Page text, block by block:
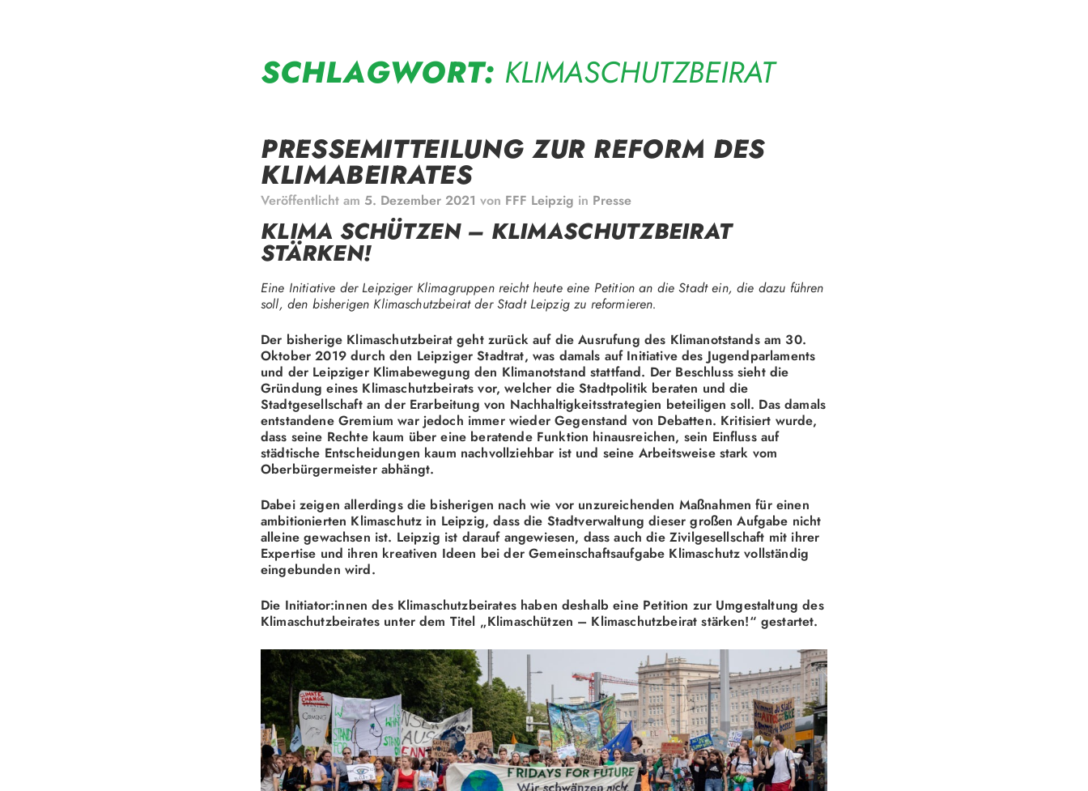
SCHLAGWORT: KLIMASCHUTZBEIRAT
PRESSEMITTEILUNG ZUR REFORM DES
KLIMABEIRATES
Veröffentlicht am 5. Dezember 2021 von FFF Leipzig in Presse
KLIMA SCHÜTZEN – KLIMASCHUTZBEIRAT
STÄRKEN!
Eine Initiative der Leipziger Klimagruppen reicht heute eine Petition an die Stadt ein, die dazu führen
soll, den bisherigen Klimaschutzbeirat der Stadt Leipzig zu reformieren.
Der bisherige Klimaschutzbeirat geht zurück auf die Ausrufung des Klimanotstands am 30.
Oktober 2019 durch den Leipziger Stadtrat, was damals auf Initiative des Jugendparlaments
und der Leipziger Klimabewegung den Klimanotstand stattfand. Der Beschluss sieht die
Gründung eines Klimaschutzbeirats vor, welcher die Stadtpolitik beraten und die
Stadtgesellschaft an der Erarbeitung von Nachhaltigkeitsstrategien beteiligen soll. Das damals
entstandene Gremium war jedoch immer wieder Gegenstand von Debatten. Kritisiert wurde,
dass seine Rechte kaum über eine beratende Funktion hinausreichen, sein Einfluss auf
städtische Entscheidungen kaum nachvollziehbar ist und seine Arbeitsweise stark vom
Oberbürgermeister abhängt.
Dabei zeigen allerdings die bisherigen nach wie vor unzureichenden Maßnahmen für einen
ambitionierten Klimaschutz in Leipzig, dass die Stadtverwaltung dieser großen Aufgabe nicht
alleine gewachsen ist. Leipzig ist darauf angewiesen, dass auch die Zivilgesellschaft mit ihrer
Expertise und ihren kreativen Ideen bei der Gemeinschaftsaufgabe Klimaschutz vollständig
eingebunden wird.
Die Initiator:innen des Klimaschutzbeirates haben deshalb eine Petition zur Umgestaltung des
Klimaschutzbeirates unter dem Titel „Klimaschützen – Klimaschutzbeirat stärken!“ gestartet.